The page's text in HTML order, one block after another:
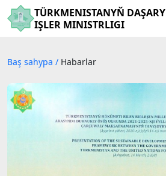
TÜRKMENISTANYŇ DAŞARY
IŞLER MINISTRLIGI
Baş sahypa / Habarlar